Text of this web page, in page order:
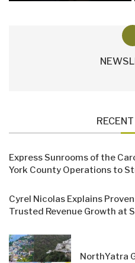
Express Sunrooms of the
York County Operations to
Cyrel Nicolas Explains
Trusted Revenue Growth at
NorthYatra